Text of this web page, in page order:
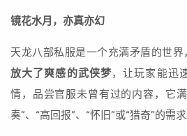
镜花水月，亦真亦幻
天龙八部私服是一个充满矛盾的世界
放大了爽感的武侠梦，让玩家能迅
情，品尝官服未曾有过的内容，它
奏”、“高回报”、“怀旧”或“猎奇”的需求